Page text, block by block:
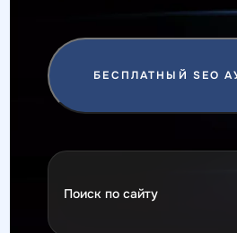
БЕСПЛАТНЫЙ SEO